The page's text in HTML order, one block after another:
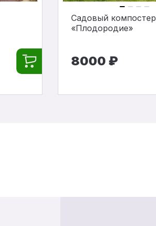
Садовый компостер
«Плодородие»
8000 ₽